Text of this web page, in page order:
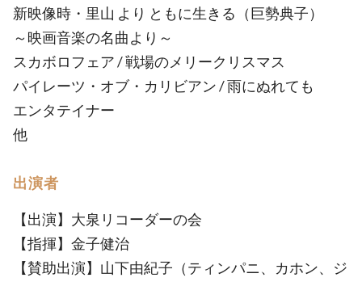
新映像時・里山 より ともに生きる（巨勢典子）
～映画音楽の名曲より～
スカボロフェア / 戦場のメリークリスマス
パイレーツ・オブ・カリビアン / 雨にぬれても
エンタテイナー
他
出演者
【出演】大泉リコーダーの会
【指揮】金子健治
【賛助出演】山下由紀子（ティンパニ、カホン、ジ